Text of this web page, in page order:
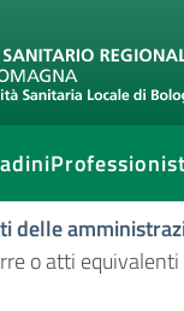
delle
o atti equivalenti